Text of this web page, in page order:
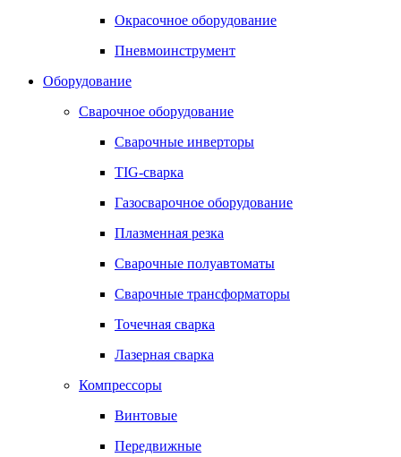
Окрасочное оборудование
Пневмоинструмент
Оборудование
Сварочное оборудование
Сварочные инверторы
TIG-сварка
Газосварочное оборудование
Плазменная резка
Сварочные полуавтоматы
Сварочные трансформаторы
Точечная сварка
Лазерная сварка
Компрессоры
Винтовые
Передвижные